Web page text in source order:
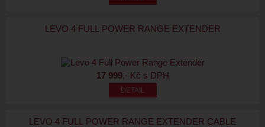
LEVO 4 FULL POWER RANGE EXTENDER
17 999,- Kč s DPH
LEVO 4 FULL POWER RANGE EXTENDER CABLE